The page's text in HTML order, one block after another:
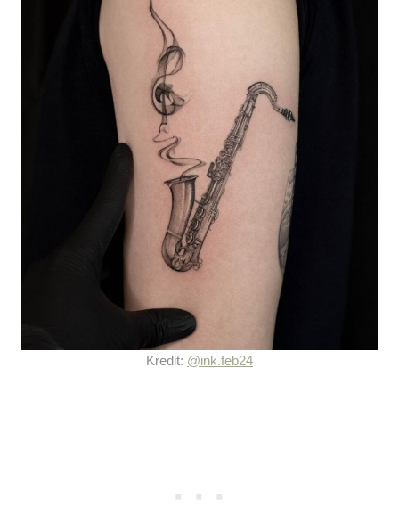
Kredit: @ink.feb24